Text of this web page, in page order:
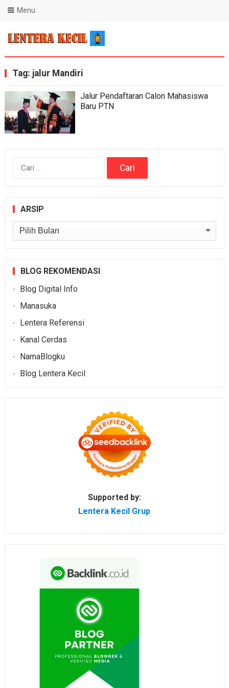
Blog Lentera Kecil
Menu
Tag: jalur Mandiri
Jalur Pendaftaran Calon Mahasiswa
Baru PTN
Cari
ARSIP
Arsip
BLOG REKOMENDASI
Blog Digital Info
Manasuka
Lentera Referensi
Kanal Cerdas
NamaBlogku
Blog Lentera Kecil
Supported by:
Lentera Kecil Grup